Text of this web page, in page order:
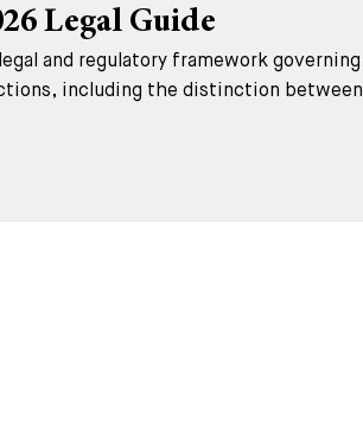
Legal Guide
and regulatory framework governing
including the distinction between